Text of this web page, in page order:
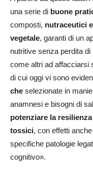
una serie di buone
composti, nutraceutici
vegetale, garanti di un
nutritive senza perdita
come altri ad affacciarsi
di cui oggi vi sono
che selezionate in
anamnesi e bisogni di
potenziare la
tossici, con effetti
specifiche patologie
cognitivo».